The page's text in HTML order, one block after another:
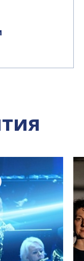
Большой зал
Концерт
12+